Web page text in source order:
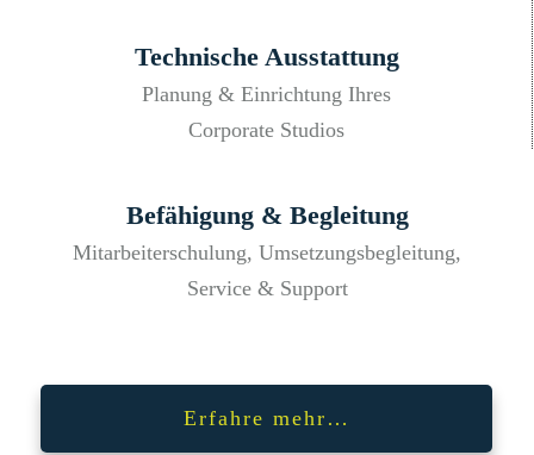
Technische Ausstattung
Planung & Einrichtung Ihres
Corporate Studios
Befähigung & Begleitung
Mitarbeiterschulung, Umsetzungsbegleitung,
Service & Support
Erfahre mehr…